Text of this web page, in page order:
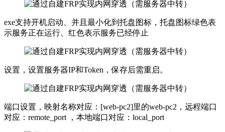
exe支持开机启动、并且最小化到托盘图标，托盘图标绿色表
示服务正在运行、红色表示服务已经停止
设置，设置服务器IP和Token，保存后需重启。
端口设置，映射名称对应：[web-pc2]里的web-pc2，远程端口
对应：remote_port ，本地端口对应：local_port